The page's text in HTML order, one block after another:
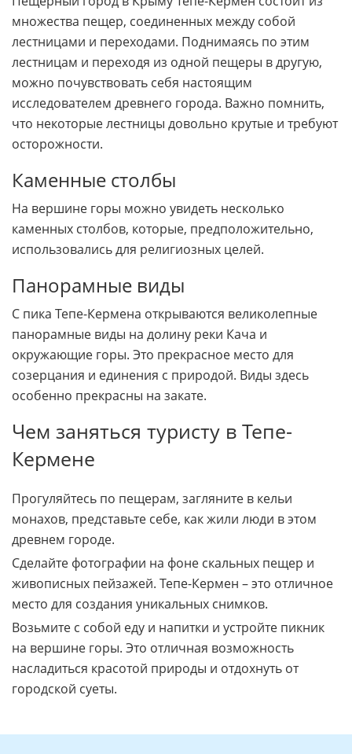
множества пещер, соединенных между собой
лестницами и переходами. Поднимаясь по этим
лестницам и переходя из одной пещеры в другую,
можно почувствовать себя настоящим
исследователем древнего города. Важно помнить,
что некоторые лестницы довольно крутые и требуют
осторожности.
Каменные столбы
На вершине горы можно увидеть несколько
каменных столбов, которые, предположительно,
использовались для религиозных целей.
Панорамные виды
С пика Тепе-Кермена открываются великолепные
панорамные виды на долину реки Кача и
окружающие горы. Это прекрасное место для
созерцания и единения с природой. Виды здесь
особенно прекрасны на закате.
Чем заняться туристу в Тепе-
Кермене
Прогуляйтесь по пещерам, загляните в кельи
монахов, представьте себе, как жили люди в этом
древнем городе.
Сделайте фотографии на фоне скальных пещер и
живописных пейзажей. Тепе-Кермен – это отличное
место для создания уникальных снимков.
Возьмите с собой еду и напитки и устройте пикник
на вершине горы. Это отличная возможность
насладиться красотой природы и отдохнуть от
городской суеты.